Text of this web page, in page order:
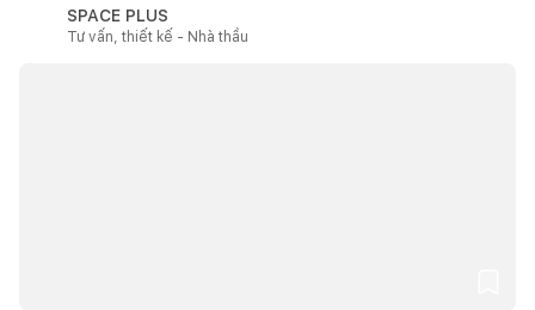
SPACE PLUS
Tư vấn, thiết kế - Nhà thầu